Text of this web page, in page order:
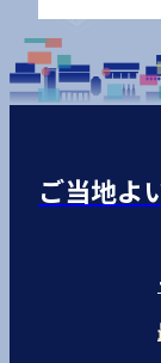
ご当地よ